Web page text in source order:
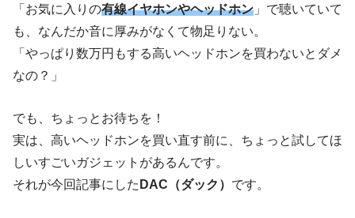
「お気に入りの有線イヤホンやヘッドホン 」で聴いていて
も、なんだか音に厚みがなくて物足りない。
「やっぱり数万円もする高いヘッドホンを買わないとダメ
なの？」
でも、ちょっとお待ちを！
実は、高いヘッドホンを買い直す前に、ちょっと試してほ
しいすごいガジェットがあるんです。
それが今回記事にした DAC（ダック） です。